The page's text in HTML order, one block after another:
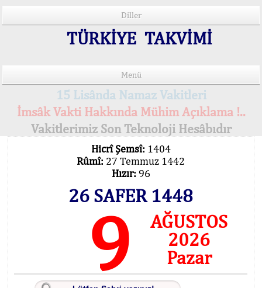
Diller
TÜRKİYE TAKVİMİ
Menü
15 Lisânda Namaz Vakitleri
İmsâk Vakti Hakkında Mühim Açıklama !..
Vakitlerimiz Son Teknoloji Hesâbıdır
Hicrî Şemsî: 1404
Rûmî: 27 Temmuz 1442
Hızır: 96
26 SAFER 1448
9
AĞUSTOS
2026
Pazar